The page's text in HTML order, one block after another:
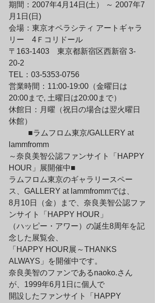
期間：2007年4月14日(土） ～ 2007年7
月1日(日)
会場：東京オペラシティ アートギャラ
リー　4Ｆコリドール
〒163-1403　東京都新宿区西新宿 3-
20-2
TEL：03-5353-0756
営業時間：11:00-19:00（金曜日は
20:00まで, 土曜日は20:00まで）
休館日：月曜（祝日の場合は翌火曜日
休館）
lammfromm
～奈良美智公認ファンサイト「HAPPY
HOUR」展開催中■
ラムフロム東京のギャラリースペー
ス、GALLERY at lammfrommでは、
8月10日（金）まで、奈良美智公認ファ
ンサイト「HAPPY HOUR」
（ハッピー・アワー）の誕生8周年を記
念した展覧会、
「HAPPY HOUR展～THANKS
ALWAYS」を開催中です。
奈良美智のファンであるnaoko.さん
が、1999年6月1日に個人で
開設したファンサイト「HAPPY